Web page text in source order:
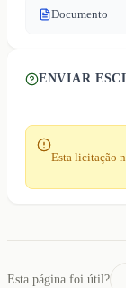
Documento
ENVIAR
Esta licitação
Esta página foi útil?